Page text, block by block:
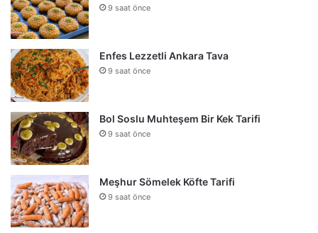
9 saat önce
Enfes Lezzetli Ankara Tava
9 saat önce
Bol Soslu Muhteşem Bir Kek Tarifi
9 saat önce
Meşhur Sömelek Köfte Tarifi
9 saat önce